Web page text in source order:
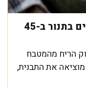
תפוחי אדמה דרוסים משגעים בתנור ב-45
הריח מהמטבח
את התבנית,